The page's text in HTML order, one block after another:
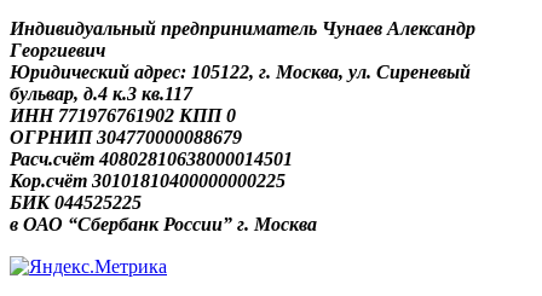
Индивидуальный предприниматель Чунаев Александр
Георгиевич
Юридический адрес: 105122, г. Москва, ул. Сиреневый
бульвар, д.4 к.3 кв.117
ИНН 771976761902 КПП 0
ОГРНИП 304770000088679
Расч.счёт 40802810638000014501
Кор.счёт 30101810400000000225
БИК 044525225
в ОАО “Сбербанк России” г. Москва